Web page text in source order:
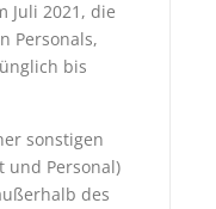
Juli 2021, die
Personals,
bis
sonstigen
und Personal)
des